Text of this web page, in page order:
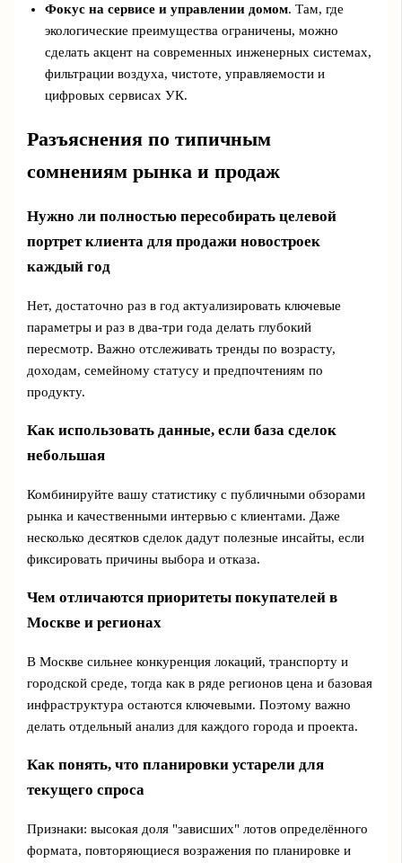
Фокус на сервисе и управлении домом. Там, где
экологические преимущества ограничены, можно
сделать акцент на современных инженерных системах,
фильтрации воздуха, чистоте, управляемости и
цифровых сервисах УК.
Разъяснения по типичным
сомнениям рынка и продаж
Нужно ли полностью пересобирать целевой
портрет клиента для продажи новостроек
каждый год
Нет, достаточно раз в год актуализировать ключевые
параметры и раз в два‑три года делать глубокий
пересмотр. Важно отслеживать тренды по возрасту,
доходам, семейному статусу и предпочтениям по
продукту.
Как использовать данные, если база сделок
небольшая
Комбинируйте вашу статистику с публичными обзорами
рынка и качественными интервью с клиентами. Даже
несколько десятков сделок дадут полезные инсайты, если
фиксировать причины выбора и отказа.
Чем отличаются приоритеты покупателей в
Москве и регионах
В Москве сильнее конкуренция локаций, транспорту и
городской среде, тогда как в ряде регионов цена и базовая
инфраструктура остаются ключевыми. Поэтому важно
делать отдельный анализ для каждого города и проекта.
Как понять, что планировки устарели для
текущего спроса
Признаки: высокая доля "зависших" лотов определённого
формата, повторяющиеся возражения по планировке и